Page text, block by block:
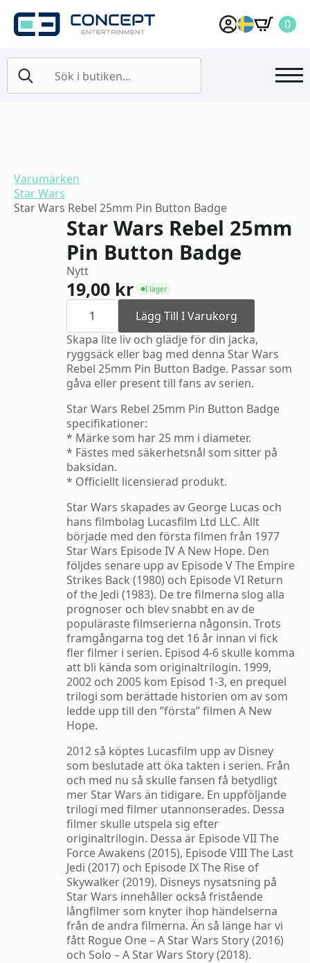
0
for:
Varumärken
Star Wars
Star Wars Rebel 25mm Pin Button Badge
Star Wars Rebel 25mm
Pin Button Badge
Nytt
19,00 kr ●I lager
Star
Wars
25mm
Pin
Button
Badge
mängd
Lägg Till I Varukorg
Skapa lite liv och glädje för din jacka,
ryggsäck eller bag med denna Star Wars
Rebel 25mm Pin Button Badge. Passar som
gåva eller present till fans av serien.
Star Wars Rebel 25mm Pin Button Badge
specifikationer:
* Märke som har 25 mm i diameter.
* Fästes med säkerhetsnål som sitter på
baksidan.
* Officiellt licensierad produkt.
Star Wars skapades av George Lucas och
hans filmbolag Lucasfilm Ltd LLC. Allt
började med den första filmen från 1977
Star Wars Episode IV A New Hope. Den
följdes senare upp av Episode V The Empire
Strikes Back (1980) och Episode VI Return
of the Jedi (1983). De tre filmerna slog alla
prognoser och blev snabbt en av de
populäraste filmserierna någonsin. Trots
framgångarna tog det 16 år innan vi fick
fler filmer i serien. Episod 4-6 skulle komma
att bli kända som originaltrilogin. 1999,
2002 och 2005 kom Episod 1-3, en prequel
trilogi som berättade historien om av som
ledde upp till den ”första” filmen A New
Hope.
2012 så köptes Lucasfilm upp av Disney
som beslutade att öka takten i serien. Från
och med nu så skulle fansen få betydligt
mer Star Wars än tidigare. En uppföljande
trilogi med filmer utannonserades. Dessa
filmer skulle utspela sig efter
originaltrilogin. Dessa är Episode VII The
Force Awakens (2015), Episode VIII The Last
Jedi (2017) och Episode IX The Rise of
Skywalker (2019). Disneys nysatsning på
Star Wars innehåller också fristående
långfilmer som knyter ihop händelserna
från de andra filmerna. Än så länge har vi
fått Rogue One – A Star Wars Story (2016)
och Solo – A Star Wars Story (2018).